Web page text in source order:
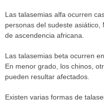
Las talasemias alfa ocurren
personas del sudeste
de ascendencia africana.
Las talasemias beta ocurren
En menor grado, los chinos,
pueden resultar afectados.
Existen varias formas de